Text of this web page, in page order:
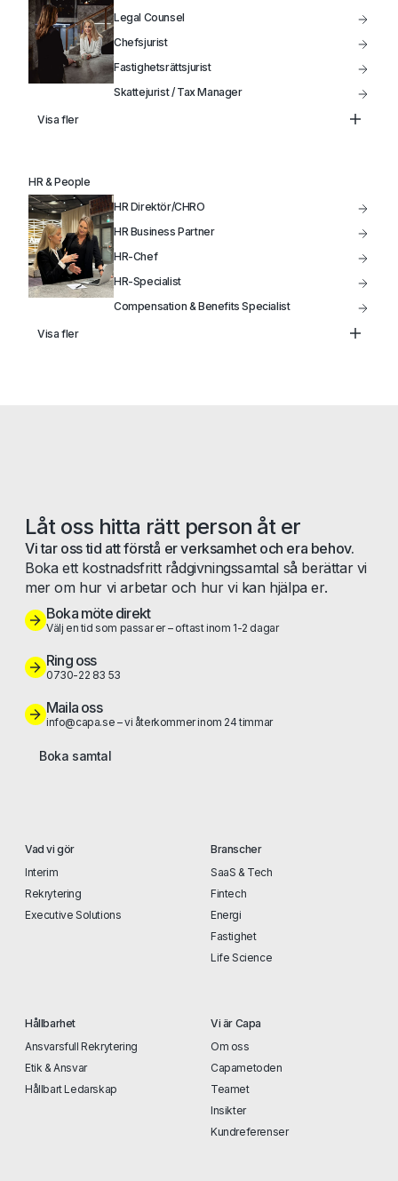
Legal Counsel
Chefsjurist
Fastighetsrättsjurist
Skattejurist / Tax Manager
Visa fler
HR & People
HR Direktör/CHRO
HR Business Partner
HR-Chef
HR-Specialist
Compensation & Benefits Specialist
Visa fler
Låt oss hitta rätt person åt er
Vi tar oss tid att förstå er verksamhet och era behov.
Boka ett kostnadsfritt rådgivningssamtal så berättar vi
mer om hur vi arbetar och hur vi kan hjälpa er.
Boka möte direkt
Välj en tid som passar er – oftast inom 1-2 dagar
Ring oss
0730-22 83 53
Maila oss
info@capa.se – vi återkommer inom 24 timmar
Boka samtal
Vad vi gör
Interim
Rekrytering
Executive Solutions
Branscher
SaaS & Tech
Fintech
Energi
Fastighet
Life Science
Hållbarhet
Ansvarsfull Rekrytering
Etik & Ansvar
Hållbart Ledarskap
Vi är Capa
Om oss
Capametoden
Teamet
Insikter
Kundreferenser